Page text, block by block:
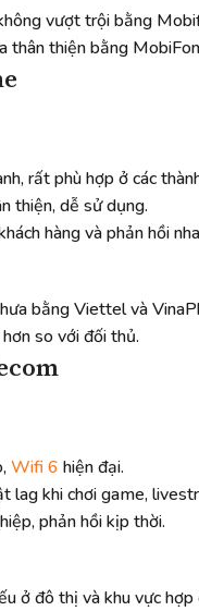
vượt trội bằng
thân thiện bằng
rất phù hợp ở các
thiện, dễ sử dụng.
hàng và phản hồi
bằng Viettel và
so với đối thủ.
Wifi 6 hiện đại.
lag khi chơi game,
phản hồi kịp thời.
ở đô thị và khu vực hợp